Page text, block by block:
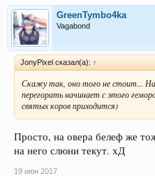
GreenTymbo4ka
Vagabond
JonyPixel сказал(а): ↑
Скажу так, оно того не стоит...
перегорать начинает с этого
святых коров приходится)
Просто, на овера белеф же
на него слюни текут. хД
19 июн 2017